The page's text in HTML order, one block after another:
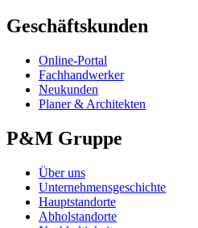
Geschäftskunden
Online-Portal
Fachhandwerker
Neukunden
Planer & Architekten
P&M Gruppe
Über uns
Unternehmensgeschichte
Hauptstandorte
Abholstandorte